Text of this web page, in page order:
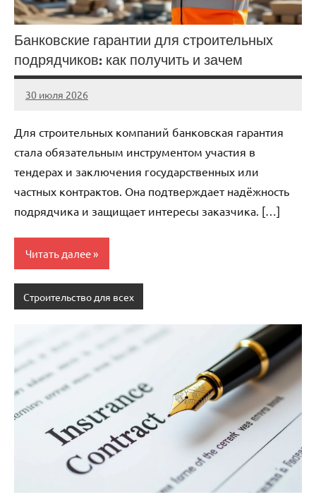
Банковские гарантии для строительных
подрядчиков: как получить и зачем
30 июля 2026
stroicentr_m
Нет
Для строительных компаний банковская гарантия
стала обязательным инструментом участия в
тендерах и заключения государственных или
частных контрактов. Она подтверждает надёжность
подрядчика и защищает интересы заказчика. […]
Читать далее
Строительство для всех